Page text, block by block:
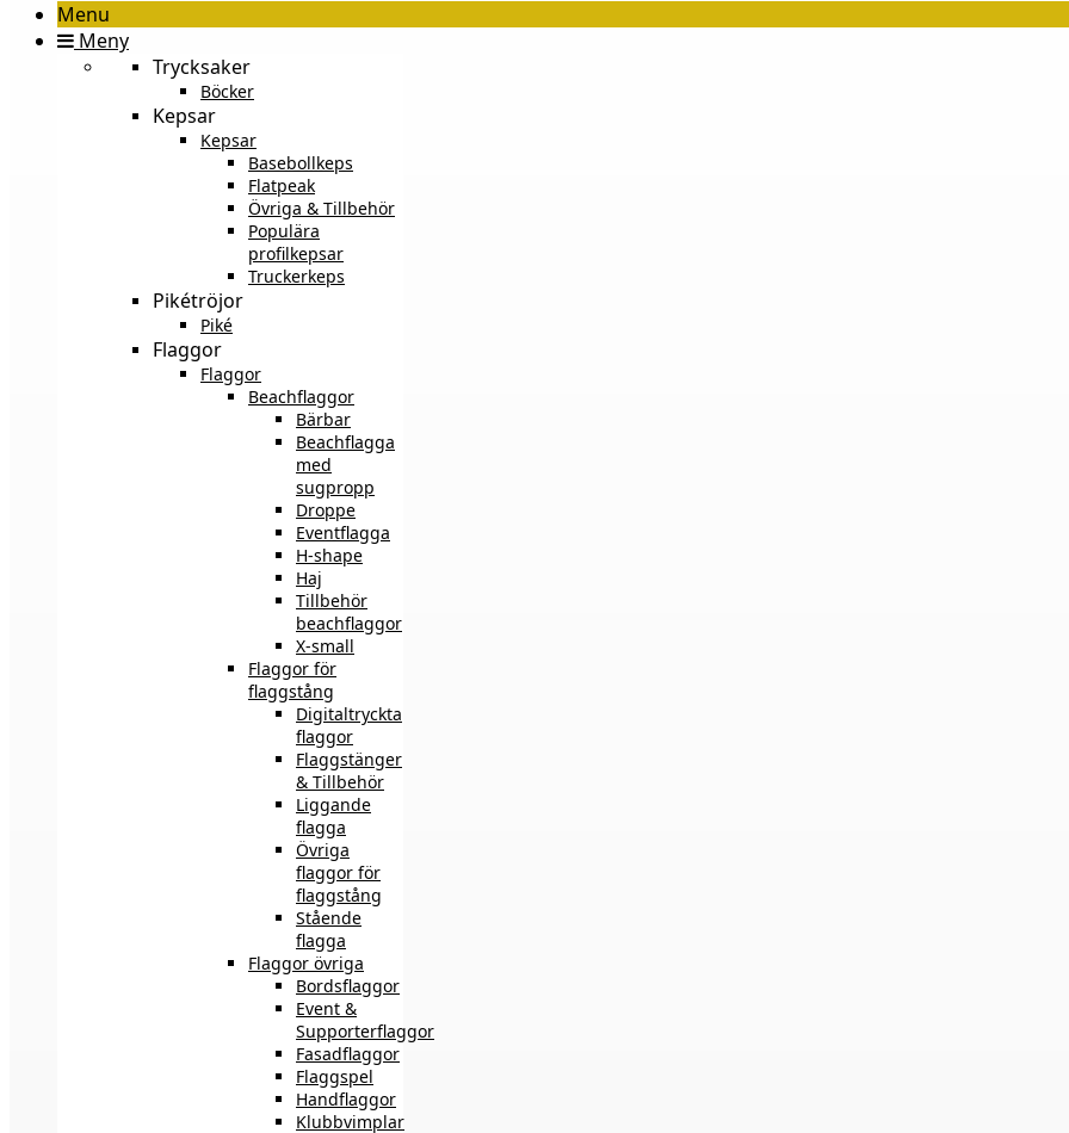
Menu
Meny
Trycksaker
Böcker
Kepsar
Kepsar
Basebollkeps
Flatpeak
Övriga & Tillbehör
Populära
profilkepsar
Truckerkeps
Pikétröjor
Piké
Flaggor
Flaggor
Beachflaggor
Bärbar
Beachflagga
med
sugpropp
Droppe
Eventflagga
H-shape
Haj
Tillbehör
beachflaggor
X-small
Flaggor för
flaggstång
Digitaltryckta
flaggor
Flaggstänger
& Tillbehör
Liggande
flagga
Övriga
flaggor för
flaggstång
Stående
flagga
Flaggor övriga
Bordsflaggor
Event &
Supporterflaggor
Fasadflaggor
Flaggspel
Handflaggor
Klubbvimplar